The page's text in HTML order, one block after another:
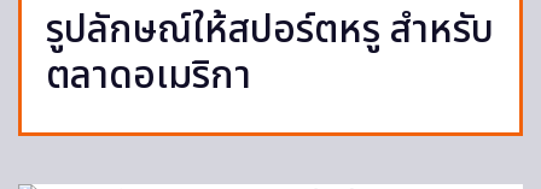
รูปลักษณ์ให้สปอร์ตหรู สำหรับ
ตลาดอเมริกา